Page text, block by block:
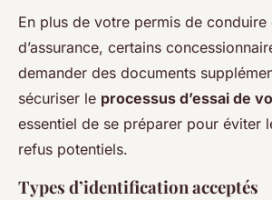
En plus de votre permis de
d’assurance, certains
demander des documents
sécuriser le processus d’essai de
essentiel de se préparer pour éviter
refus potentiels.
Types d’identification acceptés